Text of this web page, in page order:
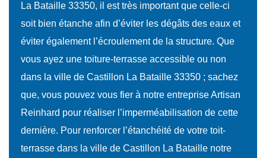
La Bataille 33350, il est très important que celle-ci
soit bien étanche afin d’éviter les dégâts des eaux et
éviter également l’écroulement de la structure. Que
vous ayez une toiture-terrasse accessible ou non
dans la ville de Castillon La Bataille 33350 ; sachez
que, vous pouvez vous fier à notre entreprise Artisan
Reinhard pour réaliser l’imperméabilisation de cette
dernière. Pour renforcer l’étanchéité de votre toit-
terrasse dans la ville de Castillon La Bataille notre